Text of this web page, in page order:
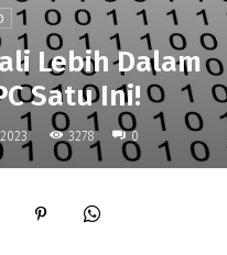
Lebih Dalam
Satu Ini!
3278 0